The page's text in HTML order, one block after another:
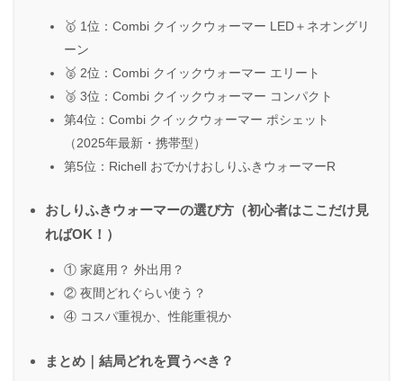
🥇 1位：Combi クイックウォーマー LED＋ネオングリ
ーン
🥈 2位：Combi クイックウォーマー エリート
🥉 3位：Combi クイックウォーマー コンパクト
第4位：Combi クイックウォーマー ポシェット
（2025年最新・携帯型）
第5位：Richell おでかけおしりふきウォーマーR
おしりふきウォーマーの選び方（初心者はここだけ見
ればOK！）
① 家庭用？ 外出用？
② 夜間どれぐらい使う？
④ コスパ重視か、性能重視か
まとめ｜結局どれを買うべき？